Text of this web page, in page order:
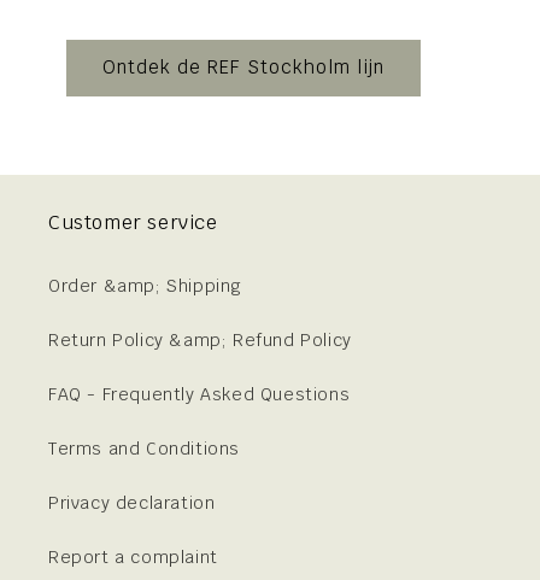
Ontdek de REF Stockholm lijn
Customer service
Order &amp; Shipping
Return Policy &amp; Refund Policy
FAQ - Frequently Asked Questions
Terms and Conditions
Privacy declaration
Report a complaint